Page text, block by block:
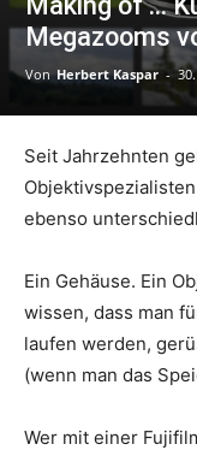
Megazooms
Von Herbert Kaspar -
Seit Jahrzehnten
ebenso
Ein Gehäuse. Ein
wissen, dass man
laufen werden,
(wenn man das
Wer mit einer